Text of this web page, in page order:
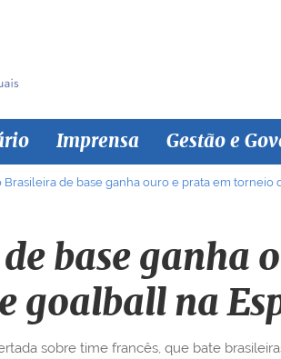
Imprensa Gestão e
Brasileira de base ganha ouro e prata em torneio
base ganha
goalball na
sobre time francês, que bate